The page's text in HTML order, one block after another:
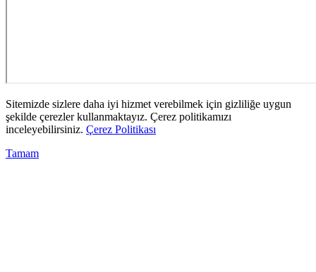
Sitemizde sizlere daha iyi hizmet verebilmek için gizliliğe uygun
şekilde çerezler kullanmaktayız. Çerez politikamızı
inceleyebilirsiniz. Çerez Politikası
Tamam